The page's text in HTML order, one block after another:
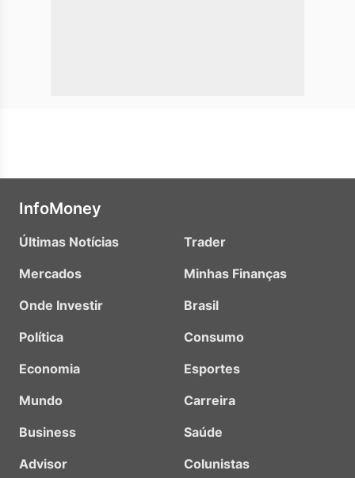
InfoMoney
Últimas Notícias
Mercados
Onde Investir
Política
Economia
Mundo
Business
Advisor
Trader
Minhas Finanças
Brasil
Consumo
Esportes
Carreira
Saúde
Colunistas